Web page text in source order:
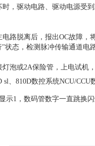
驱动电路、驱动电源受到
脱离后，报出OC故障，
状态，检测脉冲传输通道电
或2A保险管，上电试机
sl、810D数控系统NCU/
示1，数码管数字一直跳换